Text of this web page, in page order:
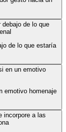
de lo que estaría
emotivo homenaje